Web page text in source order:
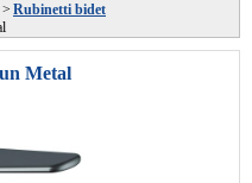
> Rubinetti bidet
Metal